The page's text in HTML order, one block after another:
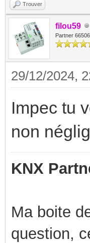
Trouver
filou59
Partner 66506
29/12/2024,
Impec tu
non
KNX
Ma boite
question,